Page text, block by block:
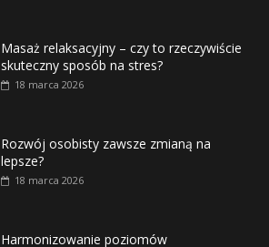
Masaż relaksacyjny – czy to rzeczywiście
skuteczny sposób na stres?
18 marca 2026
Rozwój osobisty zawsze zmianą na
lepsze?
18 marca 2026
Harmonizowanie poziomów